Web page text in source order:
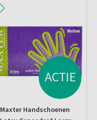
ACTIE
Maxter Handschoenen